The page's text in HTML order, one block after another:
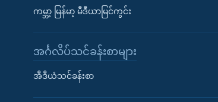
ကမ္ဘာ့ မြန်မာ့ မီဒီယာမြင်ကွင်း
အင်္ဂလိပ်သင်ခန်းစာများ
အီဒီယံသင်ခန်းစာ